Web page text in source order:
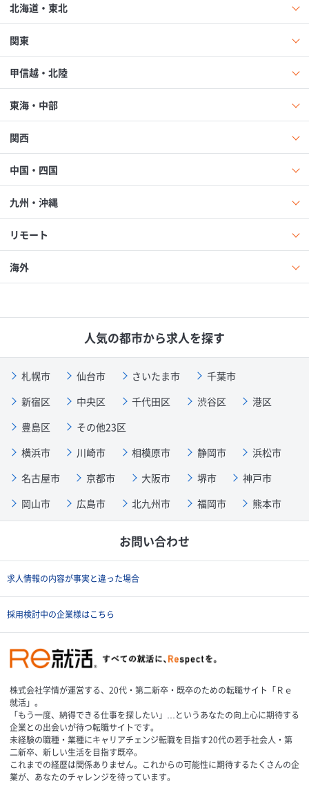
北海道・東北
関東
甲信越・北陸
東海・中部
関西
中国・四国
九州・沖縄
リモート
海外
人気の都市から求人を探す
札幌市 仙台市 さいたま市
千葉市
新宿区
中央区 千代田区 渋谷区
港区
豊島区
その他23区
横浜市
川崎市 相模原市 静岡市
浜松市
名古屋市
京都市 大阪市 堺市
神戸市
岡山市
広島市 北九州市 福岡市 熊本市
お問い合わせ
求人情報の内容が事実と違った場合
採用検討中の企業様はこちら
株式会社学情が運営する、20代・第二新卒・既卒のための転職サイト「Ｒｅ
就活」。
「もう一度、納得できる仕事を探したい」…というあなたの向上心に期待する
企業との出会いが待つ転職サイトです。
未経験の職種・業種にキャリアチェンジ転職を目指す20代の若手社会人・第
二新卒、新しい生活を目指す既卒。
これまでの経歴は関係ありません。これからの可能性に期待するたくさんの企
業が、あなたのチャレンジを待っています。